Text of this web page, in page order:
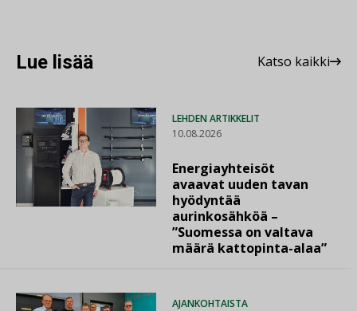
Lue lisää Katso kaikki
LEHDEN ARTIKKELIT
10.08.2026
Energiayhteisöt
avaavat uuden tavan
hyödyntää
aurinkosähköä –
”Suomessa on valtava
määrä kattopinta-alaa”
AJANKOHTAISTA